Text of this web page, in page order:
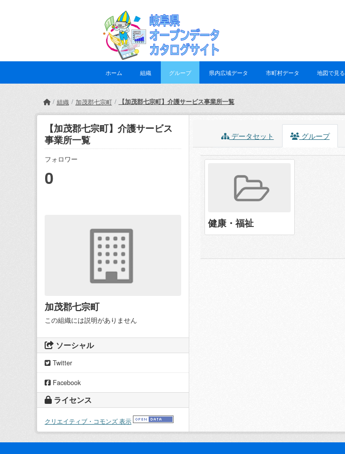
ホーム 組織 グループ 県内広域データ 市町村データ 地図で見る
組織 加茂郡七宗町 【加茂郡七宗町】介護サービス事業所一覧
【加茂郡七宗町】介護サービス
事業所一覧
フォロワー
0
加茂郡七宗町
この組織には説明がありません
ソーシャル
Twitter
Facebook
ライセンス
クリエイティブ・コモンズ 表示
データセット グループ
健康・福祉